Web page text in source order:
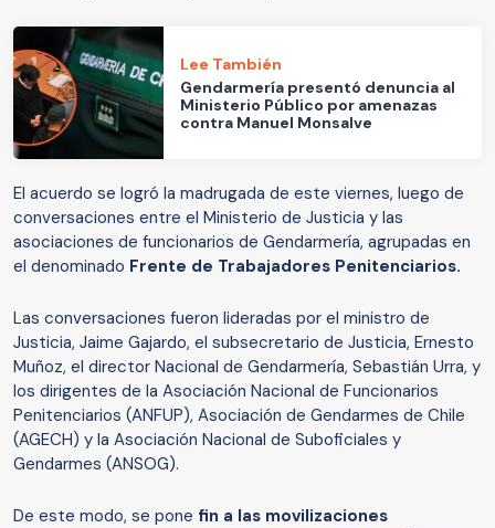
Lee También
Gendarmería presentó denuncia al
Ministerio Público por amenazas
contra Manuel Monsalve
El acuerdo se logró la madrugada de este viernes, luego de
conversaciones entre el Ministerio de Justicia y las
asociaciones de funcionarios de Gendarmería, agrupadas en
el denominado Frente de Trabajadores Penitenciarios.
Las conversaciones fueron lideradas por el ministro de
Justicia, Jaime Gajardo, el subsecretario de Justicia, Ernesto
Muñoz, el director Nacional de Gendarmería, Sebastián Urra, y
los dirigentes de la Asociación Nacional de Funcionarios
Penitenciarios (ANFUP), Asociación de Gendarmes de Chile
(AGECH) y la Asociación Nacional de Suboficiales y
Gendarmes (ANSOG).
De este modo, se pone fin a las movilizaciones